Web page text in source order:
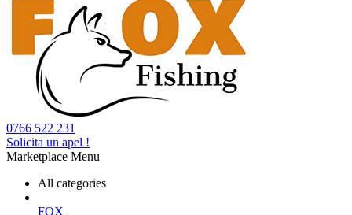
0766 522 231
Solicita un apel !
Marketplace Menu
All categories
FOX